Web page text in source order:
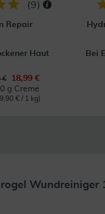
(9)
Repair
Haut
€
18,99 €
g Creme
€ / 1 kg)
Bei
Wundreiniger